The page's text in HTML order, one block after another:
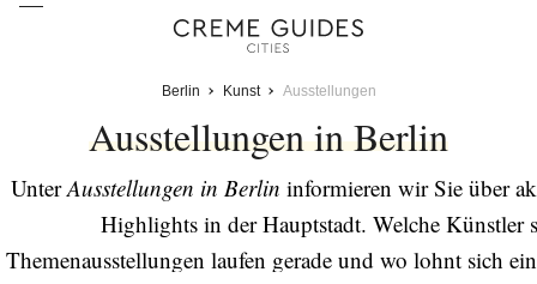
Berlin Kunst Ausstellungen
Ausstellungen in Berlin
UnterAusstellungen in Berlin informieren wir Sie über
Highlights in der Hauptstadt. Welche Künstler
Themenausstellungen laufen gerade und wo lohnt sich